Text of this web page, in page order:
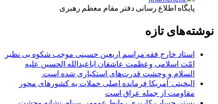
پایگاه اطلاع رسانی دفتر مقام معظم رهبری
نوشته‌های تازه
استاد خارج فقه:مراسم اربعین حسینی موجب شکوه بی نظیر
امّت اسلامی وعظمت عاشقان اباعبدالله الحسین علیه
السلام و وحشت قدرت‌های استکباری شده است.
البخیتی: آمریکا فرمانده اصلی حملات به کشورهای محور
مقاومت از جمله عراق است